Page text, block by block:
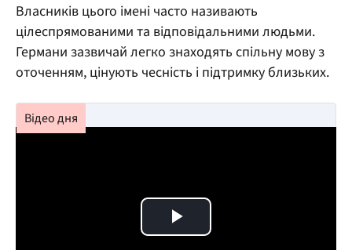
Власників цього імені часто називають
цілеспрямованими та відповідальними людьми.
Германи зазвичай легко знаходять спільну мову з
оточенням, цінують чесність і підтримку близьких.
Play Video